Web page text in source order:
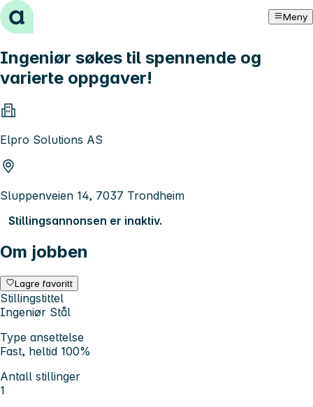
Hopp til innhold Meny
Ingeniør søkes til spennende og
varierte oppgaver!
Elpro Solutions AS
Sluppenveien 14, 7037 Trondheim
Stillingsannonsen er inaktiv.
Om jobben
Lagre favoritt
Stillingstittel
Ingeniør Stål
Type ansettelse
Fast, heltid 100%
Antall stillinger
1